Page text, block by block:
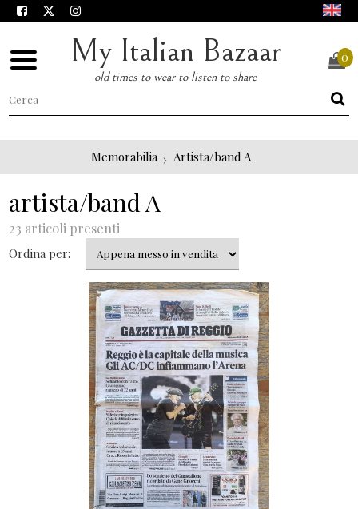
My Italian Bazaar
old times to wear to listen to share
0
Memorabilia Artista/band A
artista/band A
23 articoli presenti
Ordina per: